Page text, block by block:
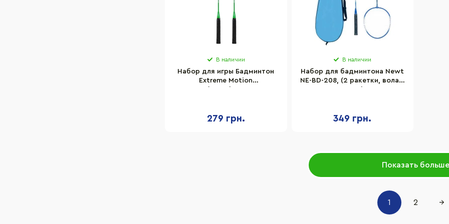
В наличии
Набор для игры Бадминтон
Extreme Motion
279 грн.
В наличии
Набор для бадминтона Newt
NE-BD-208, (2 ракетки, волан,
349 грн.
Показать больше
1 2 →